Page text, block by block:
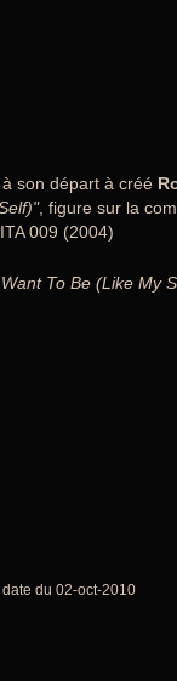
son départ à créé
, figure sur la
009 (2004)
To Be (Like My
du 02-oct-2010